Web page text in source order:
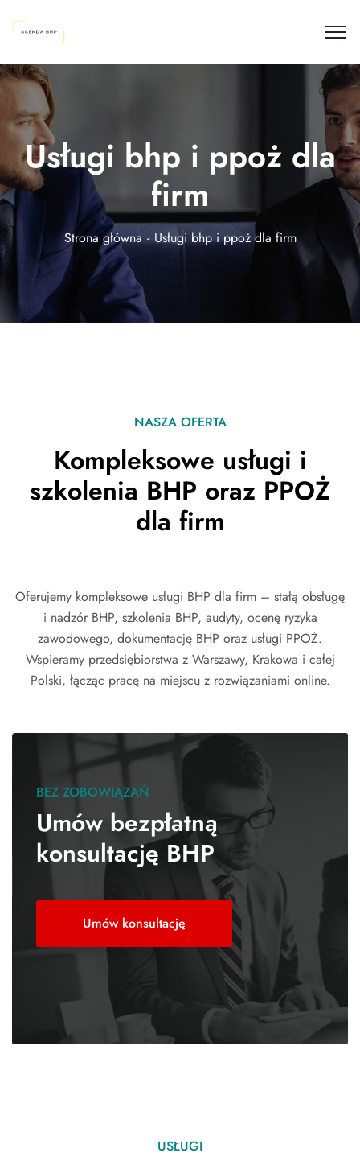
Usługi bhp i ppoż dla
firm
Strona główna Usługi bhp i ppoż dla firm
NASZA OFERTA
Kompleksowe usługi i
szkolenia BHP oraz PPOŻ
dla firm
Oferujemy kompleksowe usługi BHP dla firm – stałą obsługę
i nadzór BHP, szkolenia BHP, audyty, ocenę ryzyka
zawodowego, dokumentację BHP oraz usługi PPOŻ.
Wspieramy przedsiębiorstwa z Warszawy, Krakowa i całej
Polski, łącząc pracę na miejscu z rozwiązaniami online.
BEZ ZOBOWIĄZAŃ
Umów bezpłatną
konsultację BHP
Umów konsultację
USŁUGI